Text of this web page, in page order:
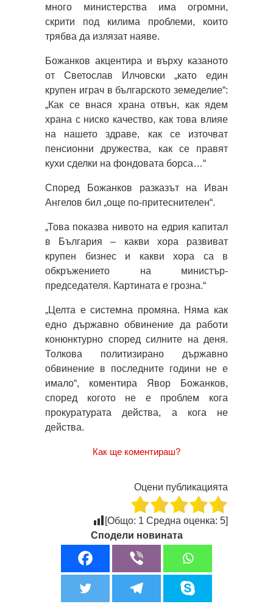
много министерства има огромни,
скрити под килима проблеми, които
трябва да излязат наяве.
Божанков акцентира и върху казаното
от Светослав Илчовски „като един
крупен играч в българското земеделие“:
„Как се внася храна отвън, как ядем
храна с ниско качество, как това влияе
на нашето здраве, как се източват
пенсионни дружества, как се правят
кухи сделки на фондовата борса…“
Според Божанков разказът на Иван
Ангелов бил „още по-притеснителен“.
„Това показва нивото на едрия капитал
в България – какви хора развиват
крупен бизнес и какви хора са в
обкръжението на министър-
председателя. Картината е грозна.“
„Целта е системна промяна. Няма как
едно държавно обвинение да работи
конюнктурно според силните на деня.
Толкова политизирано държавно
обвинение в последните години не е
имало“, коментира Явор Божанков,
според когото не е проблем кога
прокуратурата действа, а кога не
действа.
Как ще коментираш?
Оцени публикацията
[Общо: 1 Средна оценка: 5]
Сподели новината